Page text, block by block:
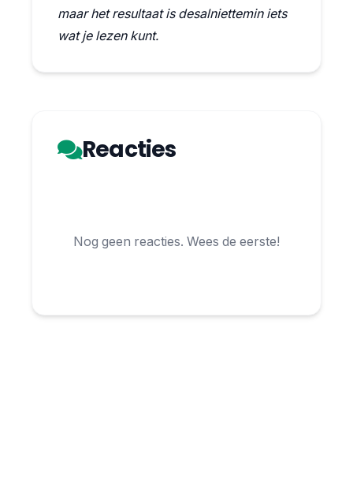
maar het resultaat is desalniettemin iets
wat je lezen kunt.
Reacties
Nog geen reacties. Wees de eerste!